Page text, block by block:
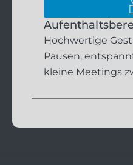
Hochwertige
Pausen,
kleine Meetings